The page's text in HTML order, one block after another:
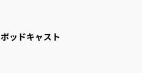
ポッドキャスト